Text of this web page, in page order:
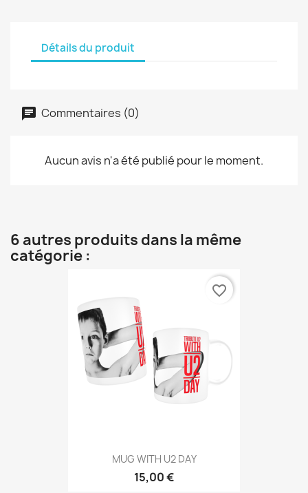
Détails du produit
Commentaires (0)
Aucun avis n'a été publié pour le moment.
6 autres produits dans la même
catégorie :
MUG WITH U2 DAY
15,00 €
favorite_border